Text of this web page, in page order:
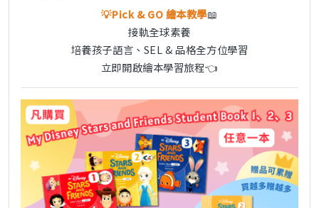
💡Pick & GO 繪本教學📖
接軌全球素養
培養孩子語言、SEL & 品格全方位學習
立即開啟繪本學習旅程👈